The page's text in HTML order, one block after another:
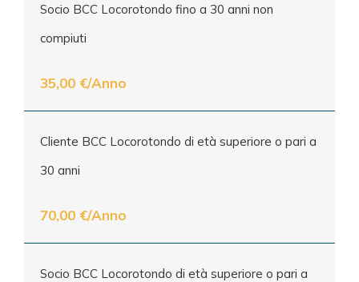
Socio BCC Locorotondo fino a 30 anni non
compiuti
35,00 €/Anno
Cliente BCC Locorotondo di età superiore o pari a
30 anni
70,00 €/Anno
Socio BCC Locorotondo di età superiore o pari a